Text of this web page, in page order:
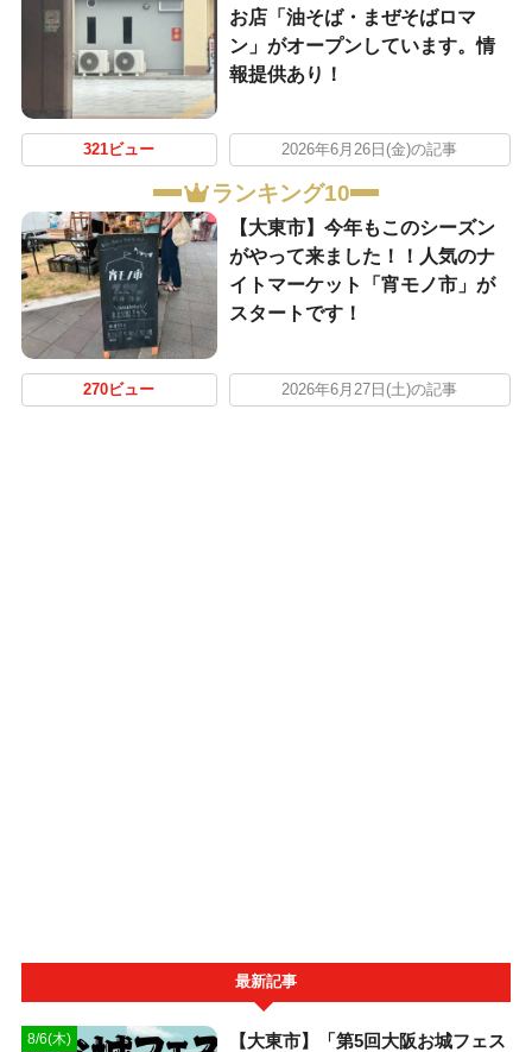
お店「油そば・まぜそばロマ
ン」がオープンしています。情
報提供あり！
321ビュー 2026年6月26日(金)の記事
ランキング10
【大東市】今年もこのシーズン
がやって来ました！！人気のナ
イトマーケット「宵モノ市」が
スタートです！
270ビュー 2026年6月27日(土)の記事
最新記事
8/6(木)
【大東市】「第5回大阪お城フェス